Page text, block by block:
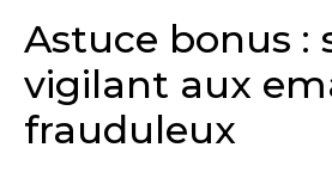
Astuce bonus :
vigilant aux
frauduleux